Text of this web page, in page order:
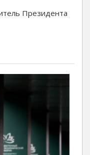
Президента